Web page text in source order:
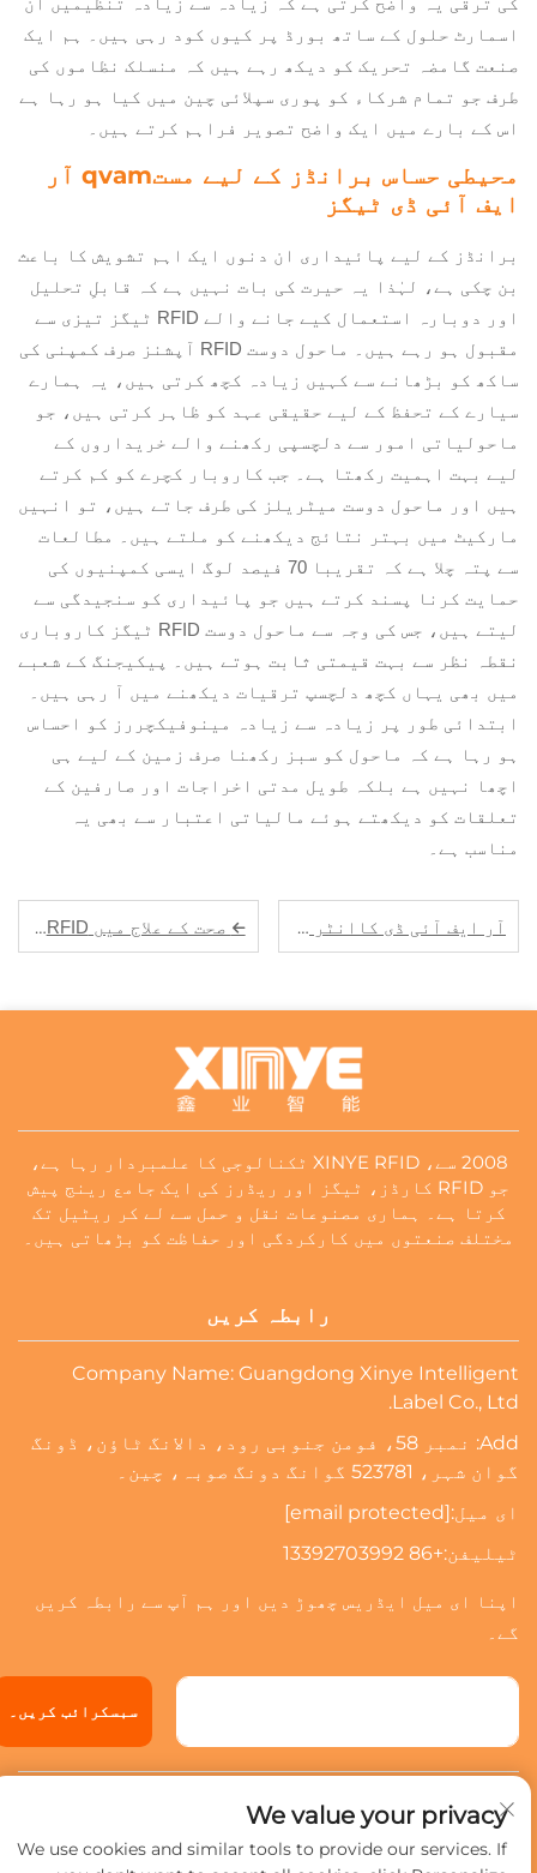
اسمارٹ حلول کے ساتھ بورڈ پر کیوں کود رہی ہیں۔ ہم ایک
صنعت گامضہ تحریک کو دیکھ رہے ہیں کہ منسلک نظاموں کی
طرف جو تمام شرکاء کو پوری سپلائی چین میں کیا ہو رہا ہے
اس کے بارے میں ایک واضح تصویر فراہم کرتے ہیں۔
محیطی حساس برانڈز کے لیے مستqvam آر
ایف آئی ڈی ٹیگز
برانڈز کے لیے پائیداری ان دنوں ایک اہم تشویش کا باعث
بن چکی ہے، لہٰذا یہ حیرت کی بات نہیں ہے کہ قابلِ تحلیل
اور دوبارہ استعمال کیے جانے والے RFID ٹیگز تیزی سے
مقبول ہو رہے ہیں۔ ماحول دوست RFID آپشنز صرف کمپنی کی
ساکھ کو بڑھانے سے کہیں زیادہ کچھ کرتی ہیں، یہ ہمارے
سیارے کے تحفظ کے لیے حقیقی عہد کو ظاہر کرتی ہیں، جو
ماحولیاتی امور سے دلچسپی رکھنے والے خریداروں کے
لیے بہت اہمیت رکھتا ہے۔ جب کاروبار کچرے کو کم کرتے
ہیں اور ماحول دوست میٹریلز کی طرف جاتے ہیں، تو انہیں
مارکیٹ میں بہتر نتائج دیکھنے کو ملتے ہیں۔ مطالعات
سے پتہ چلا ہے کہ تقریبا 70 فیصد لوگ ایسی کمپنیوں کی
حمایت کرنا پسند کرتے ہیں جو پائیداری کو سنجیدگی سے
لیتے ہیں، جس کی وجہ سے ماحول دوست RFID ٹیگز کاروباری
نقطہ نظر سے بہت قیمتی ثابت ہوتے ہیں۔ پیکیجنگ کے شعبے
میں بھی یہاں کچھ دلچسپ ترقیات دیکھنے میں آ رہی ہیں۔
ابتدائی طور پر زیادہ سے زیادہ مینوفیکچررز کو احساس
ہو رہا ہے کہ ماحول کو سبز رکھنا صرف زمین کے لیے ہی
اچھا نہیں ہے بلکہ طویل مدتی اخراجات اور صارفین کے
تعلقات کو دیکھتے ہوئے مالیاتی اعتبار سے بھی یہ
مناسب ہے۔
صحت کے علاج میں RFID: طبی مواد اور ڈاؤلیٹ کی محفوظ اور کارآمد تrackنگ آر ایف آئی ڈی کاانٹر فیٹنگ لیبلز: پروڈکٹ ڈجیٹل ایڈینٹیٹی کے لیے مکمل چین منیجمنٹ سولوشن
2008 سے، XINYE RFID ٹکنالوجی کا علمبردار رہا ہے،
جو RFID کارڈز، ٹیگز اور ریڈرز کی ایک جامع رینج پیش
کرتا ہے۔ ہماری مصنوعات نقل و حمل سے لے کر ریٹیل تک
مختلف صنعتوں میں کارکردگی اور حفاظت کو بڑھاتی ہیں۔
رابطہ کریں
Company Name: Guangdong Xinye Intelligent
Label Co., Ltd.
Add: نمبر 58، فومن جنوبی رود، دالانگ ٹاؤن، ڈونگ
گوان شہر، 523781 گوانگ دونگ صوبہ، چین۔
ای میل:[email protected]
ٹیلیفن:+86 13392703992
اپنا ای میل ایڈریس چھوڑ دیں اور ہم آپ سے رابطہ کریں
گے۔
سبسکرائب کریں۔
کاپی رائٹ © 2024 گوانگ دونگ سینیے انٹیلیجینٹ لیبل
کمپنی، محدود. تمام حقوق محفوظ ہیں۔ پرائیسیسی پالیسی
We value your privacy
We use cookies and similar tools to provide our services. If